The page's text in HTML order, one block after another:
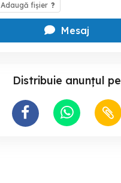
Adaugă fișier ?
Mesaj
Distribuie anunțul pe